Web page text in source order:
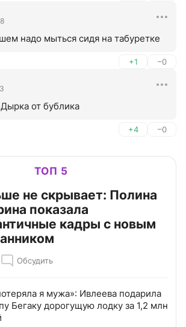
надо мыться сидя на табуретке
+1 –0
от бублика
+4 –0
ТОП 5
не скрывает: Полина
показала
кадры с новым
Обсудить
я мужа»: Ивлеева подарила
Бегаку дорогущую лодку за 1,2 млн